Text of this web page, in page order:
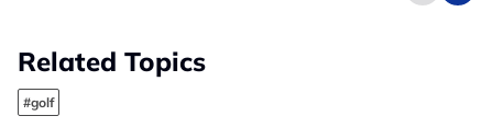
Related Topics
#golf